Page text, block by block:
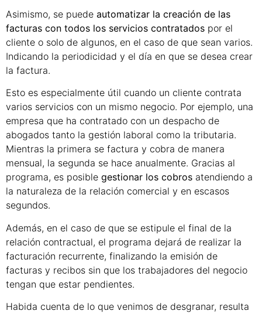
Asimismo, se puede automatizar la creación de las
facturas con todos los servicios contratados por el
cliente o solo de algunos, en el caso de que sean varios.
Indicando la periodicidad y el día en que se desea crear
la factura.
Esto es especialmente útil cuando un cliente contrata
varios servicios con un mismo negocio. Por ejemplo, una
empresa que ha contratado con un despacho de
abogados tanto la gestión laboral como la tributaria.
Mientras la primera se factura y cobra de manera
mensual, la segunda se hace anualmente. Gracias al
programa, es posible gestionar los cobros atendiendo a
la naturaleza de la relación comercial y en escasos
segundos.
Además, en el caso de que se estipule el final de la
relación contractual, el programa dejará de realizar la
facturación recurrente, finalizando la emisión de
facturas y recibos sin que los trabajadores del negocio
tengan que estar pendientes.
Habida cuenta de lo que venimos de desgranar, resulta